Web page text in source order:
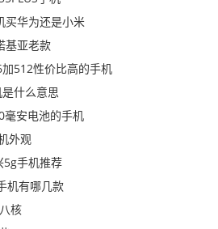
买华为还是小米
基亚老款
512性价比高的手机
什么意思
毫安电池的手机
外观
5g手机推荐
机有哪几款
核